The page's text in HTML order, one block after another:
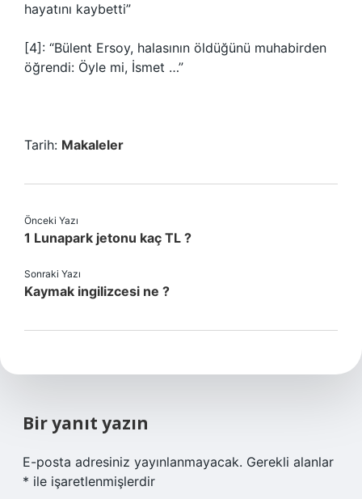
hayatını kaybetti”
[4]: “Bülent Ersoy, halasının öldüğünü muhabirden
öğrendi: Öyle mi, İsmet …”
Tarih: Makaleler
Önceki Yazı
1 Lunapark jetonu kaç TL ?
Sonraki Yazı
Kaymak ingilizcesi ne ?
Bir yanıt yazın
E-posta adresiniz yayınlanmayacak. Gerekli alanlar
* ile işaretlenmişlerdir